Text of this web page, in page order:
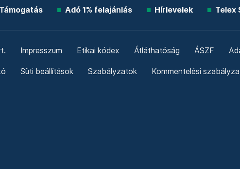
Támogatás Adó 1% felajánlás Hírlevelek Telex
Impresszum Etikai kódex Átláthatóság ÁSZF
Süti beállítások Szabályzatok Kommentelési